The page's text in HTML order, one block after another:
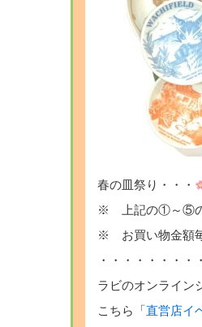
春の皿祭り・・・
※ 上記の①～⑤の
※ お買い物金額
・・・・・・・・
ラビのオンライン
こちら「 直営店イ